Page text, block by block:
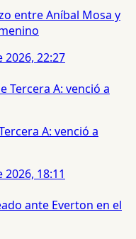
entre Aníbal Mosa y
22:27
A: venció a
18:11